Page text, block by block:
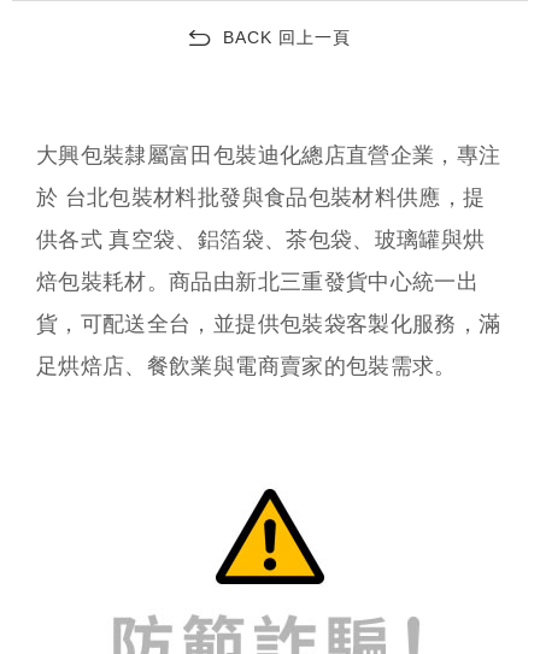
BACK 回上一頁
大興包裝隸屬富田包裝迪化總店直營企業，專注
於 台北包裝材料批發與食品包裝材料供應，提
供各式 真空袋、鋁箔袋、茶包袋、玻璃罐與烘
焙包裝耗材。商品由新北三重發貨中心統一出
貨，可配送全台，並提供包裝袋客製化服務，滿
足烘焙店、餐飲業與電商賣家的包裝需求。